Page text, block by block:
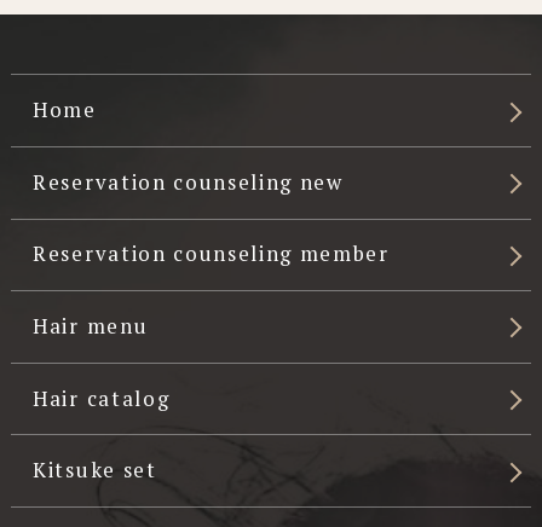
Home
Reservation counseling new
Reservation counseling member
Hair menu
Hair catalog
Kitsuke set